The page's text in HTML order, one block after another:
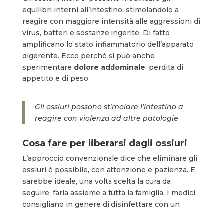
equilibri interni all’intestino, stimolandolo a
reagire con maggiore intensità alle aggressioni di
virus, batteri e sostanze ingerite. Di fatto
amplificano lo stato infiammatorio dell’apparato
digerente. Ecco perché si può anche
sperimentare dolore addominale, perdita di
appetito e di peso.
Gli ossiuri possono stimolare l’intestino a
reagire con violenza ad altre patologie
Cosa fare per liberarsi dagli ossiuri
L’approccio convenzionale dice che eliminare gli
ossiuri è possibile, con attenzione e pazienza. E
sarebbe ideale, una volta scelta la cura da
seguire, farla assieme a tutta la famiglia. I medici
consigliano in genere di disinfettare con un